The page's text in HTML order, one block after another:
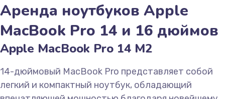
Аренда ноутбуков Apple
MacBook Pro 14 и 16 дюймов
Apple MacBook Pro 14 M2
14-дюймовый MacBook Pro представляет собой
легкий и компактный ноутбук, обладающий